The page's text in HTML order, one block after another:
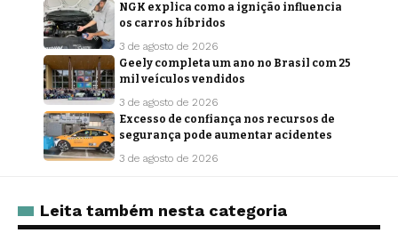
NGK explica como a ignição influencia
os carros híbridos
3 de agosto de 2026
Geely completa um ano no Brasil com 25
mil veículos vendidos
3 de agosto de 2026
Excesso de confiança nos recursos de
segurança pode aumentar acidentes
3 de agosto de 2026
Leita também nesta categoria